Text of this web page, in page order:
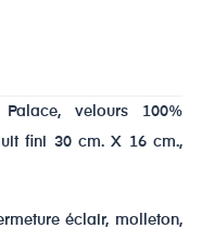
velours 100%
fini 30 cm. X 16 cm.,
éclair, molleton,